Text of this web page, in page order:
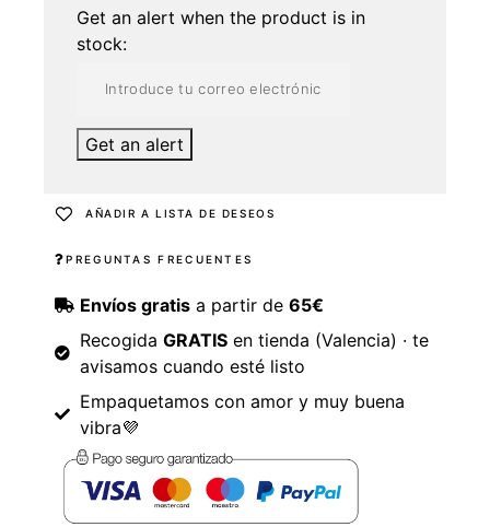
Get an alert when the product is in
stock:
Get an alert
AÑADIR A LISTA DE DESEOS
PREGUNTAS FRECUENTES
Envíos gratisa partir de 65€
Recogida GRATISen tienda (Valencia) · te
avisamos cuando esté listo
Empaquetamos con amor y muy buena
vibra💜